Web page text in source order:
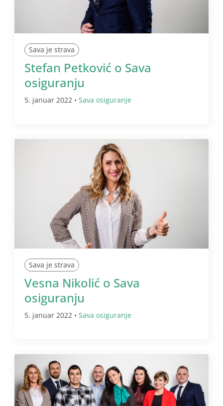
Sava je strava
Stefan Petković o Sava
osiguranju
5. januar 2022 • Sava osiguranje
Sava je strava
Vesna Nikolić o Sava
osiguranju
5. januar 2022 • Sava osiguranje